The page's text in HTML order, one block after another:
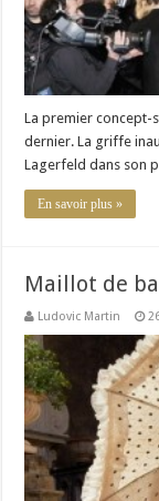
La premier concept-
dernier. La griffe
Lagerfeld dans son
En savoir plus »
Maillot de
Ludovic Martin